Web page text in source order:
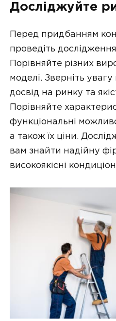
Досліджуйте
Перед придбанням
проведіть
Порівняйте різних
моделі. Зверніть
досвід на ринку та
Порівняйте
функціональні
а також їх ціни.
вам знайти надійну
високоякісні